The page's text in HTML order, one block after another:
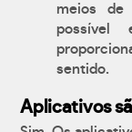
meios de
possível
sentido.
Aplicativos